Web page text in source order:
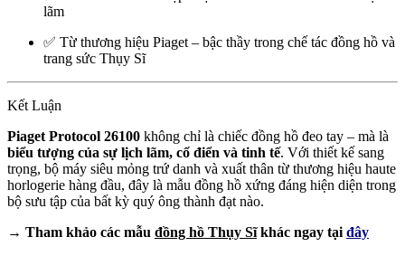
lãm
✅ Từ thương hiệu Piaget – bậc thầy trong chế tác đồng hồ và
trang sức Thụy Sĩ
Kết Luận
Piaget Protocol 26100 không chỉ là chiếc đồng hồ đeo tay – mà là
biểu tượng của sự lịch lãm, cổ điển và tinh tế. Với thiết kế sang
trọng, bộ máy siêu mỏng trứ danh và xuất thân từ thương hiệu haute
horlogerie hàng đầu, đây là mẫu đồng hồ xứng đáng hiện diện trong
bộ sưu tập của bất kỳ quý ông thành đạt nào.
→ Tham khảo các mẫu đồng hồ Thụy Sĩkhác ngay tại đây